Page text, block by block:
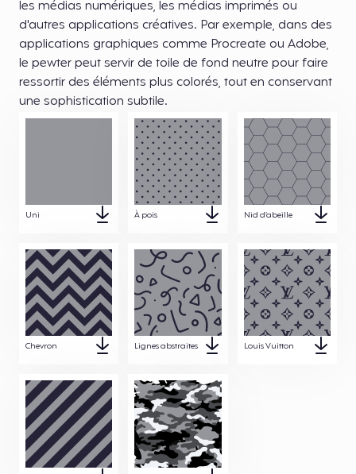
les médias numériques, les médias imprimés ou
d'autres applications créatives. Par exemple, dans des
applications graphiques comme Procreate ou Adobe,
le pewter peut servir de toile de fond neutre pour faire
ressortir des éléments plus colorés, tout en conservant
une sophistication subtile.
Uni À pois Nid d’abeille
Chevron Lignes abstraites Louis Vuitton